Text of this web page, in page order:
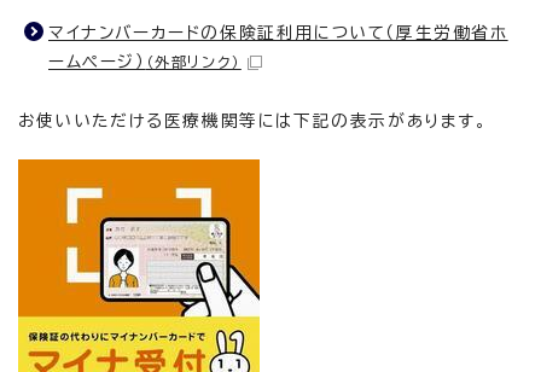
マイナンバーカードの保険証利用について（厚生労働省ホ
ームページ） （外部リンク）
お使いいただける医療機関等には下記の表示があります。